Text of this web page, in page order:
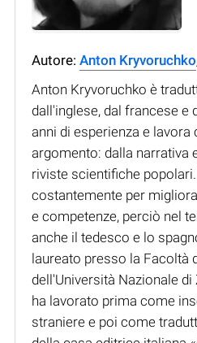
Autore: Anton Kryvoruchko
Anton Kryvoruchko è
dall'inglese, dal francese e
anni di esperienza e lavora
argomento: dalla narrativa
riviste scientifiche
costantemente per
e competenze, perciò nel
anche il tedesco e lo
laureato presso la Facoltà
dell'Università Nazionale
ha lavorato prima come
straniere e poi come